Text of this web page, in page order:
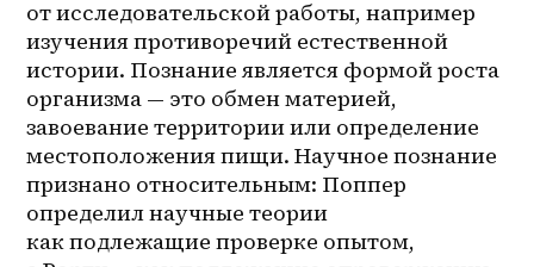
от исследовательской работы, например
изучения противоречий естественной
истории. Познание является формой роста
организма — это обмен материей,
завоевание территории или определение
местоположения пищи. Научное познание
признано относительным: Поппер
определил научные теории
как подлежащие проверке опытом,